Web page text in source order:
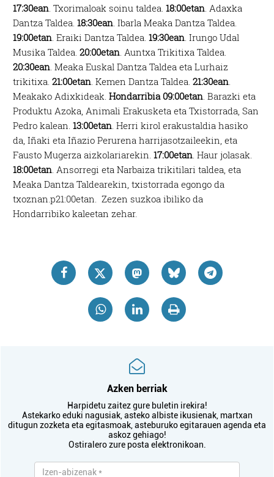
17:30ean . Txorimaloak soinu taldea.18:00etan . Adaxka
Dantza Taldea.18:30ean . Ibarla Meaka Dantza Taldea.
19:00etan . Eraiki Dantza Taldea.19:30ean . Irungo Udal
Musika Taldea.20:00etan . Auntxa Trikitixa Taldea.
20:30ean . Meaka Euskal Dantza Taldea eta Lurhaiz
trikitixa.21:00etan . Kemen Dantza Taldea.21:30ean
Meakako Adixkideak.Hondarribia 09:00etan . Barazki eta
Produktu Azoka, Animali Erakusketa eta Txistorrada, San
Pedro kalean.13:00etan . Herri kirol erakustaldia hasiko
da, Iñaki eta Iñazio Perurena harrijasotzaileekin, eta
Fausto Mugerza aizkolariarekin.17:00etan . Haur jolasak.
18:00etan . Ansorregi eta Narbaiza trikitilari taldea, eta
Meaka Dantza Taldearekin, txistorrada egongo da
txoznan.p21:00etan. Zezen suzkoa ibiliko da
Hondarribiko kaleetan zehar.
Azken berriak
Harpidetu zaitez gure buletin irekira!
Astekarko eduki nagusiak, asteko albiste ikusienak, martxan
ditugun zozketa eta egitasmoak, asteburuko egitarauen agenda eta
askoz gehiago!
Ostiralero zure posta elektronikoan.